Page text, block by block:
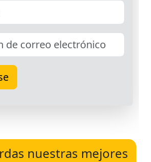
nuestras mejores